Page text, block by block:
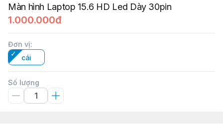
Màn hình Laptop 15.6 HD Led Dày 30pin
1.000.000đ
Đơn vị:
cái
Số lượng